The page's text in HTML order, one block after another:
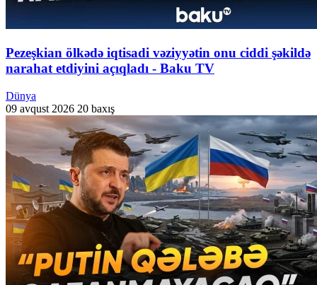
Pezeşkian ölkədə iqtisadi vəziyyətin onu ciddi şəkildə
narahat etdiyini açıqladı - Baku TV
Dünya
09 avqust 2026 20 baxış